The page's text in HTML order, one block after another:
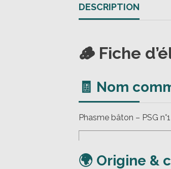
DESCRIPTION
🪵 Fiche
🧾 Nom
Phasme bâton – PSG n°1
🌍 Origine &